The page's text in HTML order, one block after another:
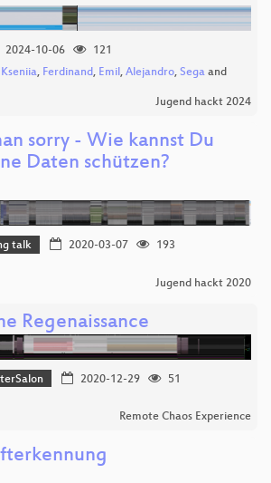
2024-10-06
121
Kseniia, Ferdinand, Emil, Alejandro, Sega and
Jugend hackt 2024
sorry - Wie kannst Du
Daten schützen?
talk 2020-03-07
193
Jugend hackt 2020
Regenaissance
2020-12-29
51
Remote Chaos Experience